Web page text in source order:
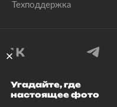
Техподдержка
©
Угадайте, где
настоящее фото